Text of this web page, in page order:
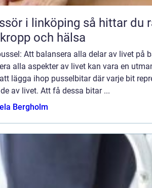
så hittar du rätt behandling
och hälsa
Att balansera alla delar av livet på
alla aspekter av livet kan vara en
lägga ihop pusselbitar där varje bit
av livet. Att få dessa bitar ...
Bergholm